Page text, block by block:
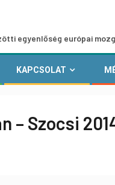
európai mozgalmainak
KAPCSOLAT
– Szocsi